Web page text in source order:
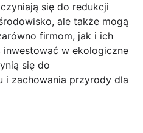
się do redukcji
ale także mogą
firmom, jak i ich
w ekologiczne
się do
i zachowania przyrody dla